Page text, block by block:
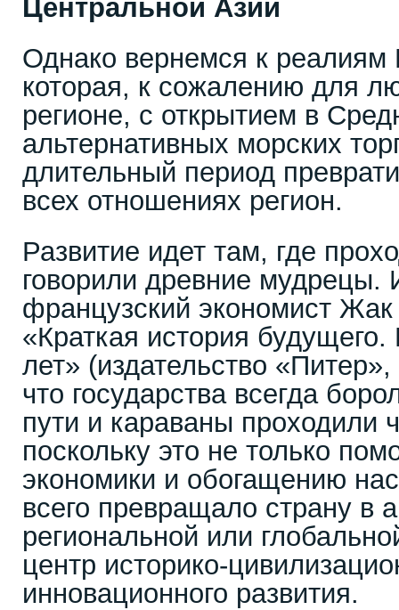
Центральной Азии
Однако вернемся к реалиям
которая, к сожалению для
регионе, с открытием в
альтернативных морских
длительный период
всех отношениях регион.
Развитие идет там, где
говорили древние мудрецы.
французский экономист Жак
«Краткая история
лет» (издательство
что государства всегда
пути и караваны проходили
поскольку это не только
экономики и обогащению
всего превращало страну в
региональной или
центр историко-
инновационного развития.